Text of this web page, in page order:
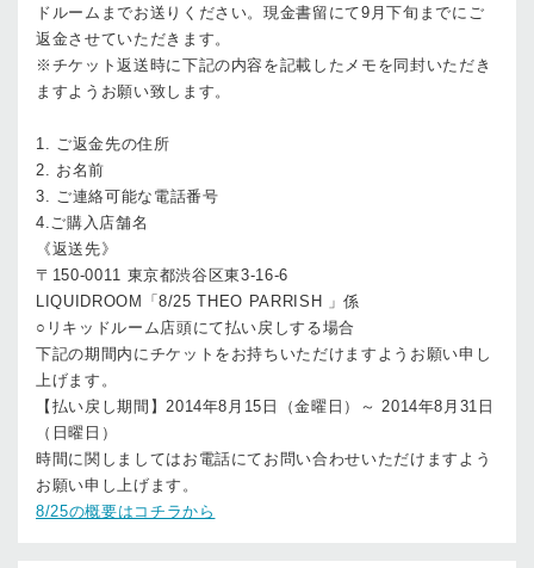
ドルームまでお送りください。現金書留にて9月下旬までにご
返金させていただきます。
※チケット返送時に下記の内容を記載したメモを同封いただき
ますようお願い致します。
1. ご返金先の住所
2. お名前
3. ご連絡可能な電話番号
4.ご購入店舗名
《返送先》
〒150-0011 東京都渋谷区東3-16-6
LIQUIDROOM「8/25 THEO PARRISH 」係
○リキッドルーム店頭にて払い戻しする場合
下記の期間内にチケットをお持ちいただけますようお願い申し
上げます。
【払い戻し期間】2014年8月15日（金曜日）～ 2014年8月31日
（日曜日）
時間に関しましてはお電話にてお問い合わせいただけますよう
お願い申し上げます。
8/25の概要はコチラから